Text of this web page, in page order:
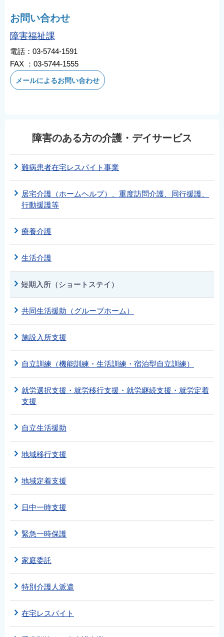
お問い合わせ
障害福祉課
電話：03-5744-1591
FAX ：03-5744-1555
メールによるお問い合わせ
障害のある方の介護・デイサービス
難病患者在宅レスパイト事業
居宅介護（ホームヘルプ）、重度訪問介護、同行援護、
行動援護等
療養介護
生活介護
短期入所（ショートステイ）
共同生活援助（グループホーム）
施設入所支援
自立訓練（機能訓練・生活訓練・宿泊型自立訓練）
就労選択支援・就労移行支援・就労継続支援・就労定着
支援
自立生活援助
地域移行支援
地域定着支援
日中一時支援
緊急一時保護
家庭委託
特別介護人派遣
在宅レスパイト